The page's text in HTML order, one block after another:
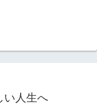
人生へ